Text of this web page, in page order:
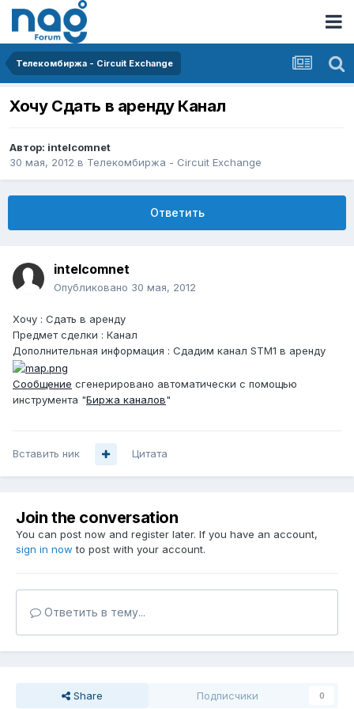
Телекомбиржа - Circuit Exchange
Хочу Сдать в аренду Канал
Автор: intelcomnet
30 мая, 2012 в Телекомбиржа - Circuit Exchange
Ответить
intelcomnet
Опубликовано 30 мая, 2012
Хочу : Сдать в аренду
Предмет сделки : Канал
Дополнительная информация : Сдадим канал STM1 в аренду
Сообщение сгенерировано автоматически с помощью
инструмента "Биржа каналов"
Вставить ник Цитата
Join the conversation
You can post now and register later. If you have an account,
sign in now to post with your account.
Ответить в тему...
Share Подписчики 0